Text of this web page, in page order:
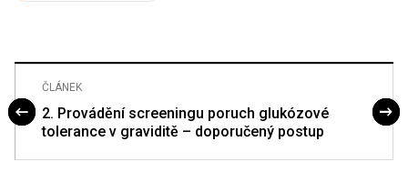
ČLÁNEK
2. Provádění screeningu poruch glukózové
tolerance v graviditě – doporučený postup